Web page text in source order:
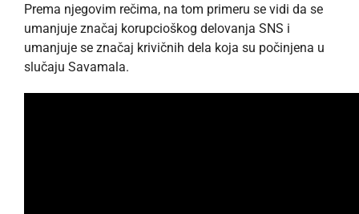
Prema njegovim rečima, na tom primeru se vidi da se
umanjuje značaj korupcioškog delovanja SNS i
umanjuje se značaj krivičnih dela koja su počinjena u
slučaju Savamala.